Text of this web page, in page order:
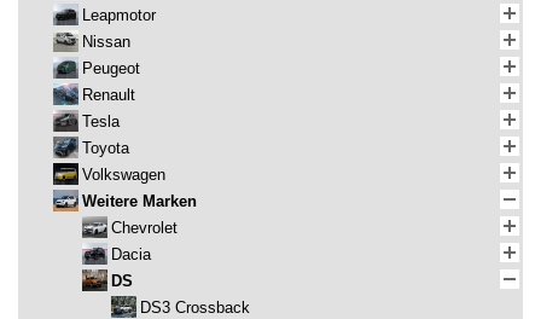
Leapmotor
Nissan
Peugeot
Renault
Tesla
Toyota
Volkswagen
Weitere Marken
Chevrolet
Dacia
DS
DS3 Crossback